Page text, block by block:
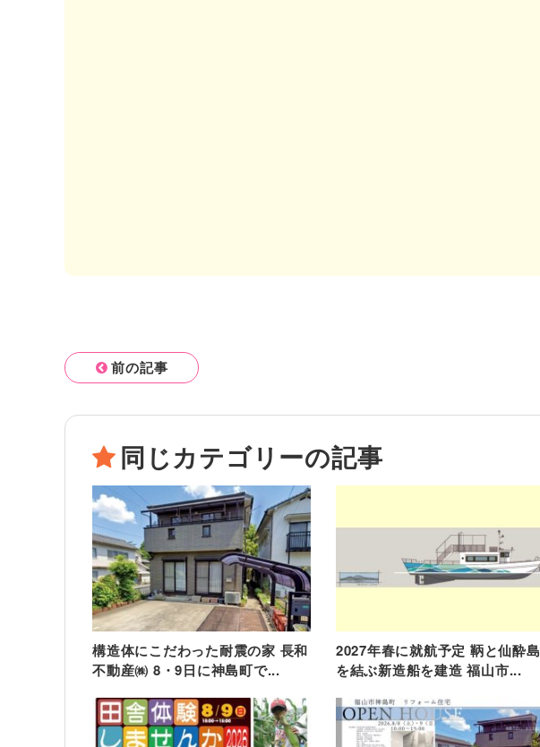
前の記事
同じカテゴリーの記事
構造体にこだわった耐震の家 長和
不動産㈱ 8・9日に神島町で...
2027年春に就航予定 鞆と仙酔島
を結ぶ新造船を建造 福山市...